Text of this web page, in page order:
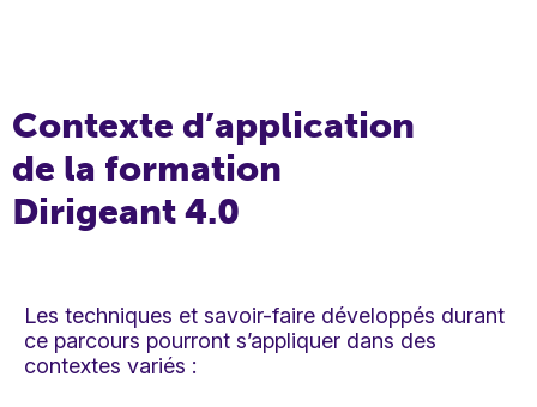
Contexte d’application
de la formation
Dirigeant 4.0
Les techniques et savoir-faire développés durant
ce parcours pourront s’appliquer dans des
contextes variés :